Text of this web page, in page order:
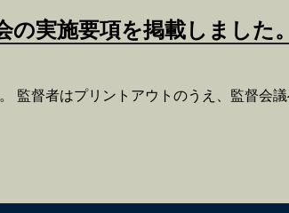
実施要項を掲載しました。
監督者はプリントアウトのうえ、監督会議